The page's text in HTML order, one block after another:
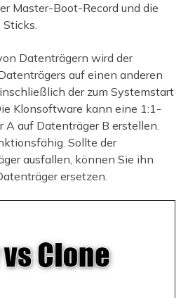
Master-Boot-Record und die
Datenträgern wird der
auf einen anderen
der zum Systemstart
Klonsoftware kann eine 1:1-
A auf Datenträger B erstellen.
Sollte der
ausfallen, können Sie ihn
ersetzen.